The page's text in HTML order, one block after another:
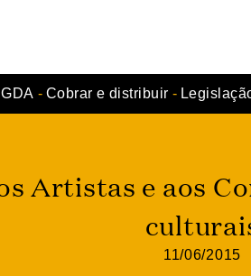
GDA Cobrar e distribuir
Artistas e aos
11/06/2015